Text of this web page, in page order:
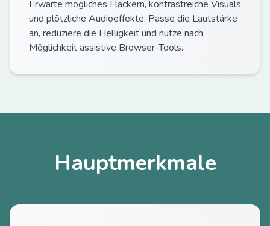
Erwarte mögliches Flackern, kontrastreiche Visuals
und plötzliche Audioeffekte. Passe die Lautstärke
an, reduziere die Helligkeit und nutze nach
Möglichkeit assistive Browser-Tools.
Hauptmerkmale